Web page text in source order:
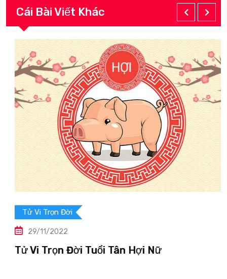
Cái Bài Viết Khác
Tử Vi Trọn Đời
29/11/2022
Tử Vi Trọn Đời Tuổi Tân Hợi Nữ